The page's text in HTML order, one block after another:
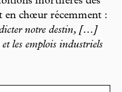
en chœur récemment :
dicter notre destin, […]
les emplois industriels